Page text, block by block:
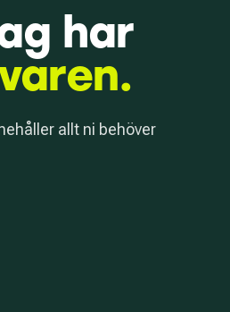
har
allt ni behöver